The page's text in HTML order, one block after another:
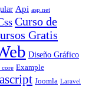
Api asp.net
Curso de
Gratis
Diseño Gráfico
core Example
Joomla Laravel